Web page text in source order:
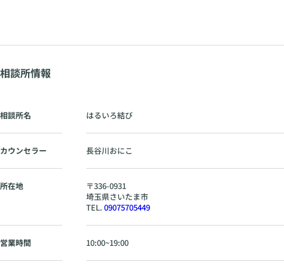
相談所情報
相談所名 はるいろ結び
カウンセラー 長谷川おにこ
所在地 〒336-0931
埼玉県さいたま市
TEL. 09075705449
営業時間 10:00~19:00